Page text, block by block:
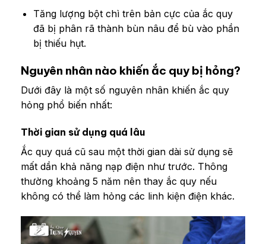
Tăng lượng bột chì trên bản cực của ắc quy
đã bị phân rã thành bùn nâu để bù vào phần
bị thiếu hụt.
Nguyên nhân nào khiến ắc quy bị hỏng?
Dưới đây là một số nguyên nhân khiến ắc quy
hỏng phổ biến nhất:
Thời gian sử dụng quá lâu
Ắc quy quá cũ sau một thời gian dài sử dụng sẽ
mất dần khả năng nạp điện như trước. Thông
thường khoảng 5 năm nên thay ắc quy nếu
không có thể làm hỏng các linh kiện điện khác.